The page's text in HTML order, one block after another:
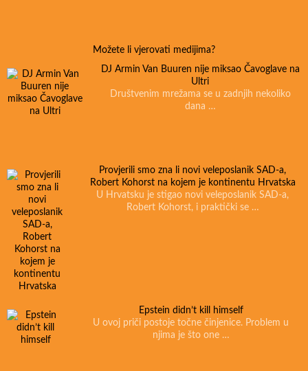
Možete li vjerovati medijima?
DJ Armin Van Buuren nije miksao Čavoglave na
Ultri
Društvenim mrežama se u zadnjih nekoliko
dana …
Provjerili smo zna li novi veleposlanik SAD-a,
Robert Kohorst na kojem je kontinentu Hrvatska
U Hrvatsku je stigao novi veleposlanik SAD-a,
Robert Kohorst, i praktički se …
Epstein didn’t kill himself
U ovoj priči postoje točne činjenice. Problem u
njima je što one …